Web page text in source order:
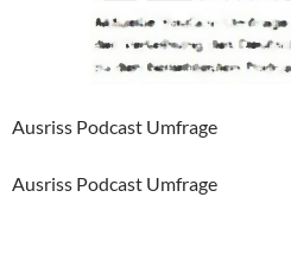
Ausriss Podcast Umfrage
Ausriss Podcast Umfrage